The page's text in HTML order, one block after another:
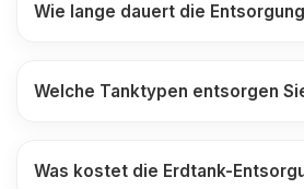
Wie lange dauert die
Welche Tanktypen entsorgen
Was kostet die Erdtank-